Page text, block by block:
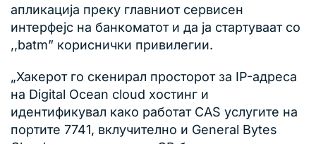
апликација преку главниот сервисен
интерфејс на банкоматот и да ја стартуваат со
,,batm” кориснички привилегии.
„Хакерот го скенирал просторот за IP-адреса
на Digital Ocean cloud хостинг и
идентификувал како работат CAS услугите на
портите 7741, вклучително и General Bytes